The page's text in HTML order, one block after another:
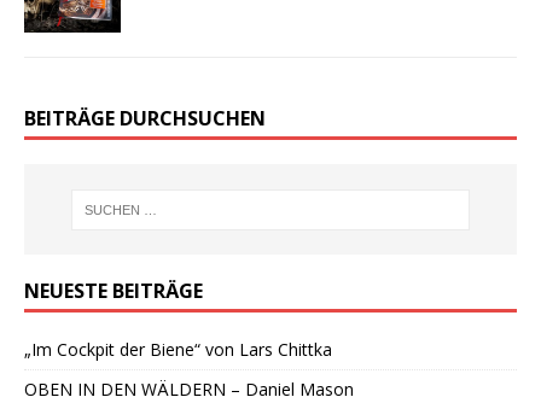
BEITRÄGE DURCHSUCHEN
NEUESTE BEITRÄGE
„Im Cockpit der Biene“ von Lars Chittka
OBEN IN DEN WÄLDERN – Daniel Mason